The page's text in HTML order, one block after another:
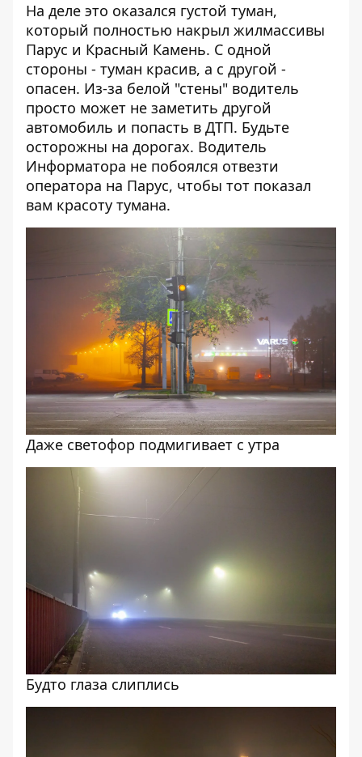
На деле это оказался густой туман,
который полностью накрыл жилмассивы
Парус и Красный Камень. С одной
стороны - туман красив, а с другой -
опасен. Из-за белой "стены" водитель
просто может не заметить другой
автомобиль и попасть в ДТП. Будьте
осторожны на дорогах. Водитель
Информатора не побоялся отвезти
оператора на Парус, чтобы тот показал
вам красоту тумана.
Даже светофор подмигивает с утра
Будто глаза слиплись